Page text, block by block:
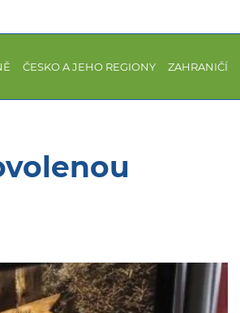
ČESKO A JEHO REGIONY ZAHRANIČÍ